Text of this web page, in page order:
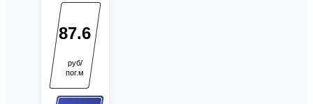
87.6
руб/
пог.м